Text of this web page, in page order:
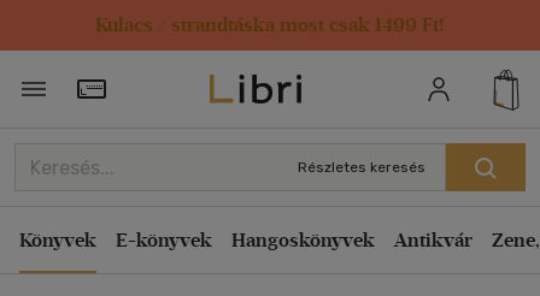
Kulacs / strandtáska most csak 1499 Ft!
Törzsvásárlói Kártya adatai
Részletes keresés
Könyvek E-könyvek Hangoskönyvek Antikvár